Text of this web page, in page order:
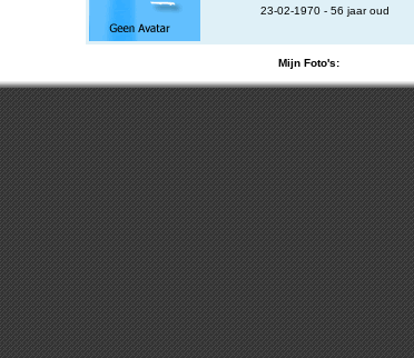
23-02-1970 - 56 jaar oud
Mijn Foto's: